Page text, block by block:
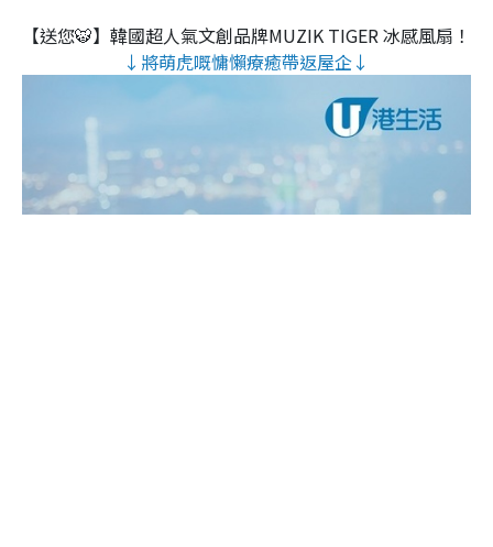
【送您🐯】韓國超人氣文創品牌MUZIK TIGER 冰感風扇！
↓將萌虎嘅慵懶療癒帶返屋企↓